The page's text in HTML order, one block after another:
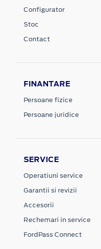
Configurator
Stoc
Contact
FINANTARE
Persoane fizice
Persoane juridice
SERVICE
Operatiuni service
Garantii si revizii
Accesorii
Rechemari in service
FordPass Connect